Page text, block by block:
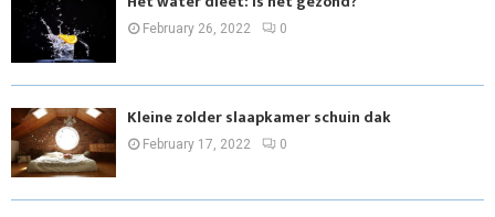
February 26, 2022 0
Kleine zolder slaapkamer schuin dak
February 17, 2022 0